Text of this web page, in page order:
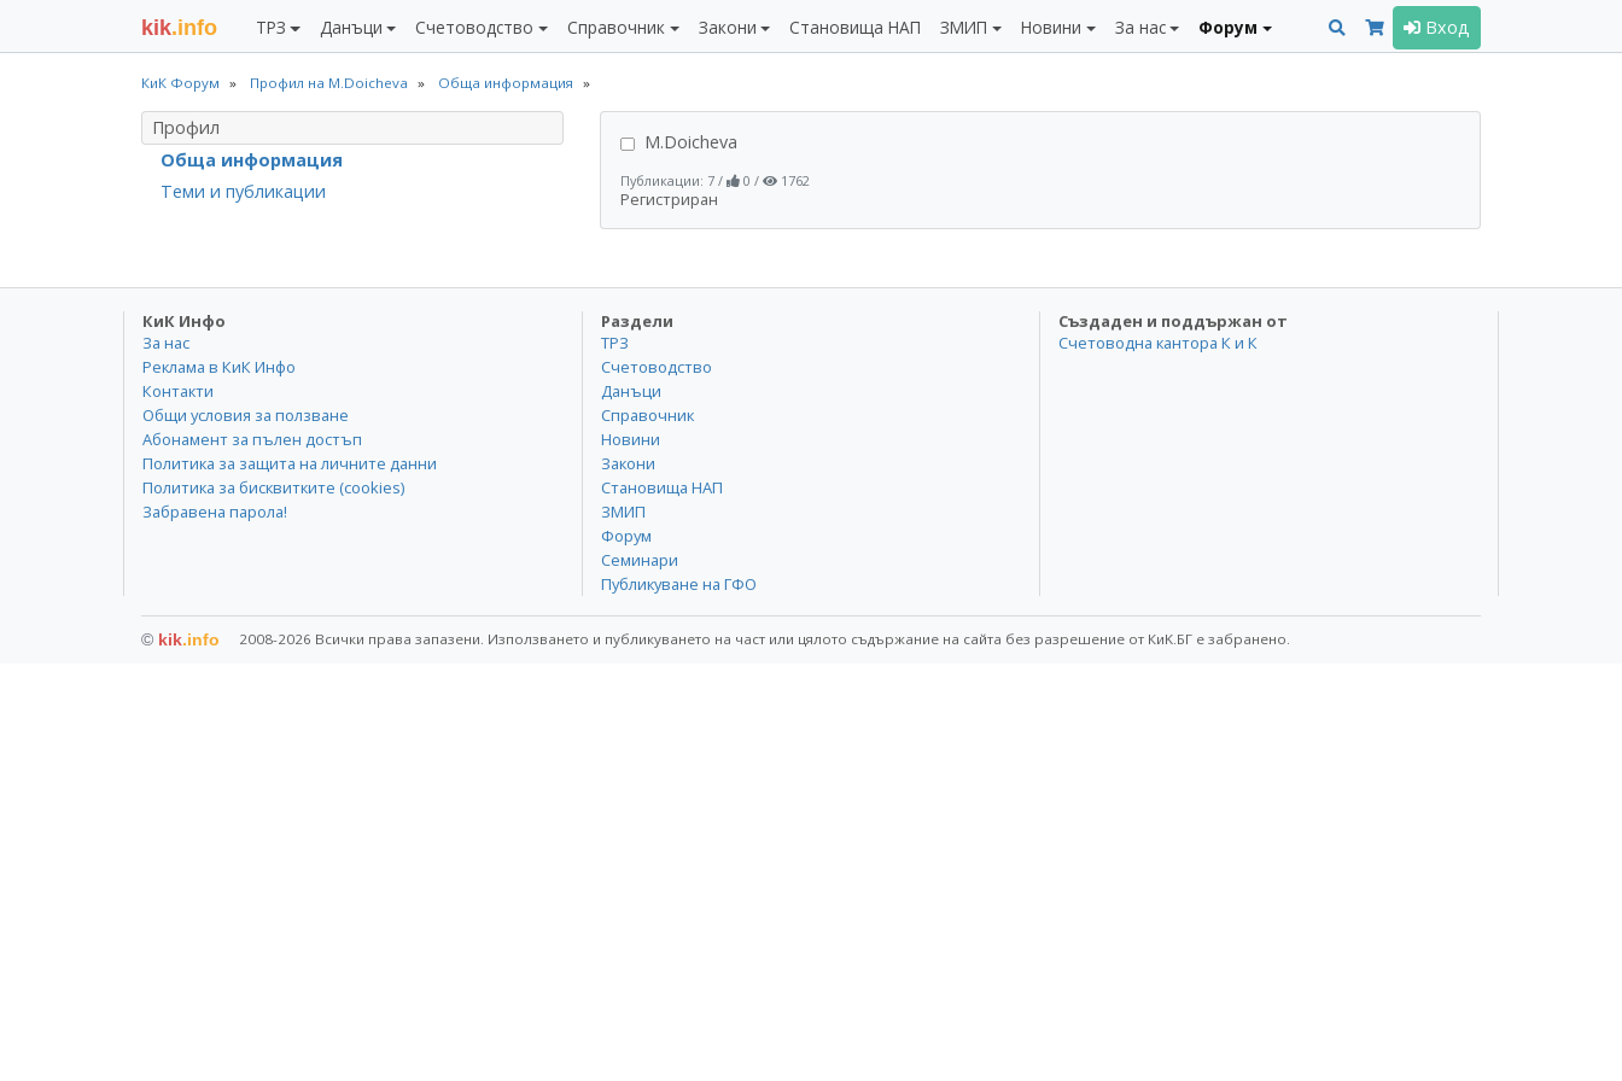
kik.info ТРЗ Данъци Счетоводство Справочник Закони Становища НАП ЗМИП Новини За нас Форум Вход
КиК Форум Профил на M.Doicheva Обща информация
Профил
Обща информация
Теми и публикации
M.Doicheva
Публикации: 7 / 0 / 1762
Регистриран
КиК Инфо
За нас
Реклама в КиК Инфо
Контакти
Общи условия за ползване
Абонамент за пълен достъп
Политика за защита на личните данни
Политика за бисквитките (cookies)
Забравена парола!
Раздели
ТРЗ
Счетоводство
Данъци
Справочник
Новини
Закони
Становища НАП
ЗМИП
Форум
Семинари
Публикуване на ГФО
Създаден и поддържан от
Счетоводна кантора К и К
© kik.info 2008-2026 Всички права запазени. Използването и публикуването на част или цялото съдържание на сайта без разрешение от КиK.БГ е забранено.